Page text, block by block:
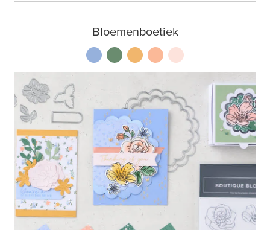
Bloemenboetiek